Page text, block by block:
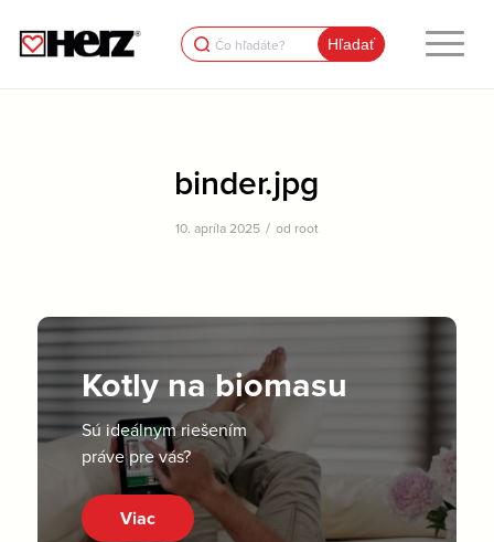
Search
for:
binder.jpg
10. apríla 2025 / od root
Kotly na biomasu
Sú ideálnym riešením
práve pre vás?
Viac